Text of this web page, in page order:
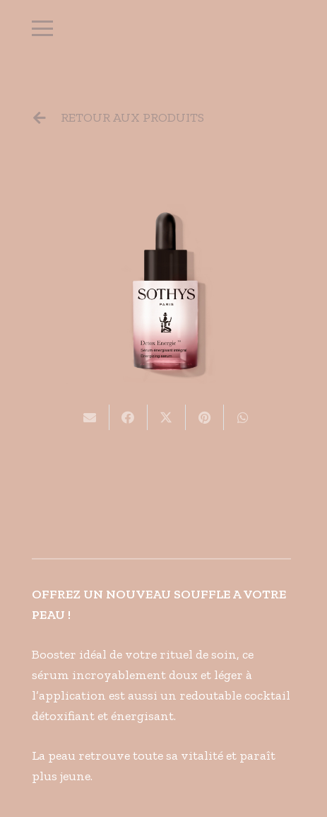
RETOUR AUX PRODUITS
OFFREZ UN NOUVEAU SOUFFLE A VOTRE
PEAU !
Booster idéal de votre rituel de soin, ce
sérum incroyablement doux et léger à
l’application est aussi un redoutable cocktail
détoxifiant et énergisant.
La peau retrouve toute sa vitalité et paraît
plus jeune.